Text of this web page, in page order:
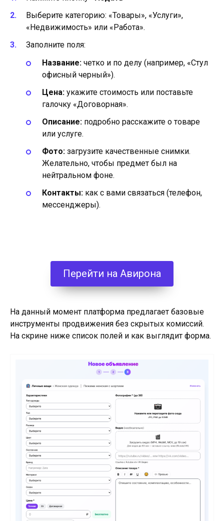
Выберите категорию: «Товары», «Услуги»,
«Недвижимость» или «Работа».
Заполните поля:
Название: четко и по делу (например, «Стул
офисный черный»).
Цена: укажите стоимость или поставьте
галочку «Договорная».
Описание: подробно расскажите о товаре
или услуге.
Фото: загрузите качественные снимки.
Желательно, чтобы предмет был на
нейтральном фоне.
Контакты: как с вами связаться (телефон,
мессенджеры).
Перейти на Авирона
На данный момент платформа предлагает базовые
инструменты продвижения без скрытых комиссий.
На скрине ниже список полей и как выглядит форма.